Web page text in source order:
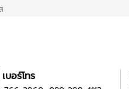
เบอร์โทร